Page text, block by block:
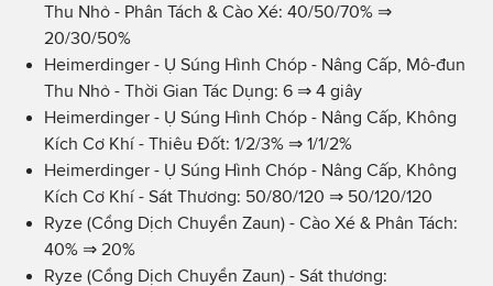
Thu Nhỏ - Phân Tách & Cào Xé: 40/50/70% ⇒
20/30/50%
Heimerdinger - Ụ Súng Hình Chóp - Nâng Cấp, Mô-đun
Thu Nhỏ - Thời Gian Tác Dụng: 6 ⇒ 4 giây
Heimerdinger - Ụ Súng Hình Chóp - Nâng Cấp, Không
Kích Cơ Khí - Thiêu Đốt: 1/2/3% ⇒ 1/1/2%
Heimerdinger - Ụ Súng Hình Chóp - Nâng Cấp, Không
Kích Cơ Khí - Sát Thương: 50/80/120 ⇒ 50/120/120
Ryze (Cổng Dịch Chuyển Zaun) - Cào Xé & Phân Tách:
40% ⇒ 20%
Ryze (Cổng Dịch Chuyển Zaun) - Sát thương: